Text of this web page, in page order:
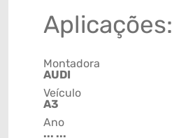
Aplicações:
Montadora
AUDI
Veículo
A3
Ano
... ...